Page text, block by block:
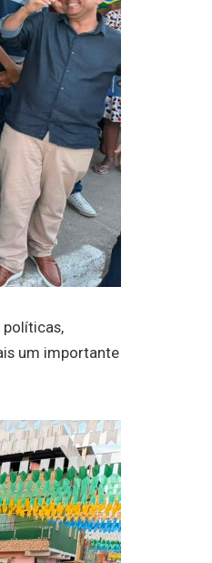
políticas,
um importante